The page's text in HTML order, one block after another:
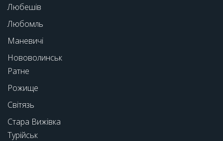
Любешів
Любомль
Маневичі
Нововолинськ
Ратне
Рожище
Світязь
Стара Вижівка
Турійськ